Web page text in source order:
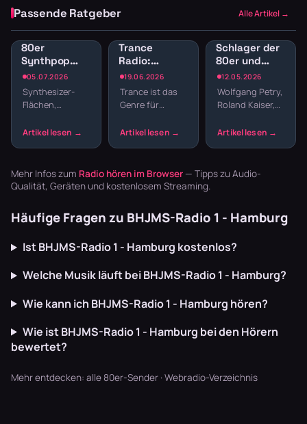
Passende Ratgeber Alle Artikel →
05.07.2026
80er
Synthpop
Radio: New
Wave und
elektronische
Synthesizer-
Flächen,
Melodien und
Beats –
Synthpop war
19.06.2026
Trance
Radio:
Euphorische
Melodien und
progressive
Trance ist das
Genre für
auf der
Joggen.
Zwischen den
12.05.2026
Schlager der
80er und
90er
kostenlos im
Stream hören
Wolfgang Petry,
Roland Kaiser,
die Schlager-
Klassiker herv…
Mehr Infos zum Radio hören im Browser — Tipps zu Audio-
Qualität, Geräten und kostenlosem Streaming.
Häufige Fragen zu BHJMS-Radio 1 - Hamburg
Ist BHJMS-Radio 1 - Hamburg kostenlos?
Welche Musik läuft bei BHJMS-Radio 1 - Hamburg?
Wie kann ich BHJMS-Radio 1 - Hamburg hören?
Wie ist BHJMS-Radio 1 - Hamburg bei den Hörern
bewertet?
Mehr entdecken: alle 80er-Sender · Webradio-Verzeichnis